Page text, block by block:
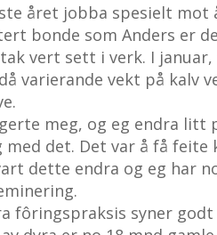
året jobba spesielt mot
bonde som Anders er
vert sett i verk. I
varierande vekt på kalv
meg, og eg endra
med det. Det var å få
dette endra og eg har
fôringspraksis syner